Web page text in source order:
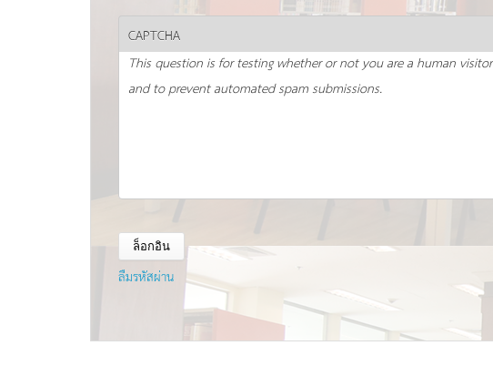
CAPTCHA
This question is for testing whether or not you are a human visitor
and to prevent automated spam submissions.
ลืมรหัสผ่าน